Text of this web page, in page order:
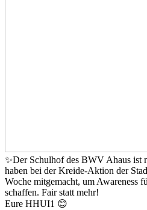
✨Der Schulhof des BWV Ahaus ist
haben bei der Kreide-Aktion der
Woche mitgemacht, um Awareness
schaffen. Fair statt mehr!
Eure HHUI1 😊